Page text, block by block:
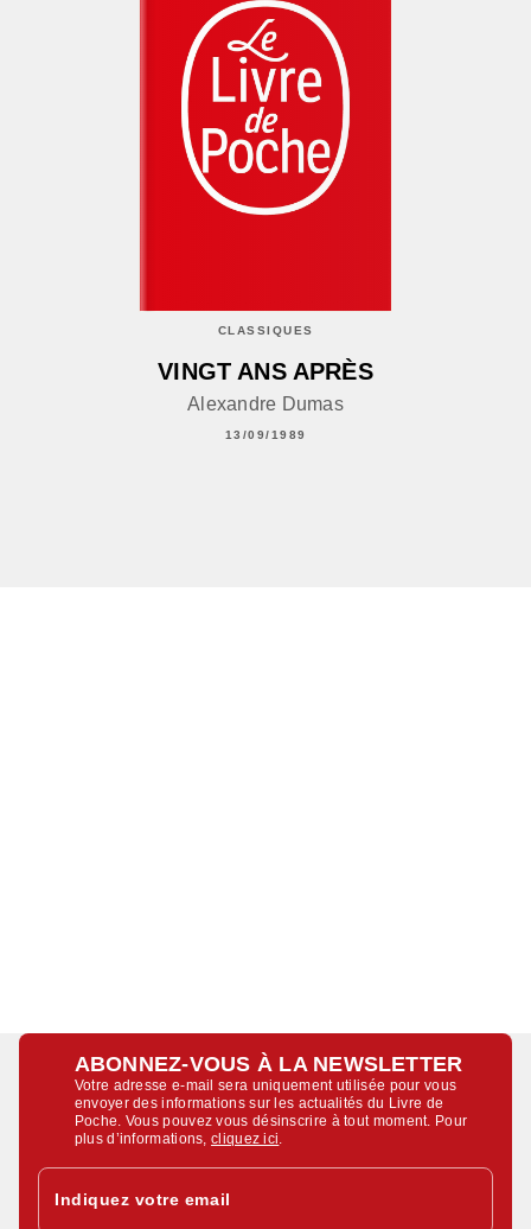
CLASSIQUES
VINGT ANS APRÈS
Alexandre Dumas
13/09/1989
ABONNEZ-VOUS À LA NEWSLETTER
Votre adresse e-mail sera uniquement utilisée pour vous
envoyer des informations sur les actualités du Livre de
Poche. Vous pouvez vous désinscrire à tout moment. Pour
plus d’informations,cliquez ici
Indiquez votre email